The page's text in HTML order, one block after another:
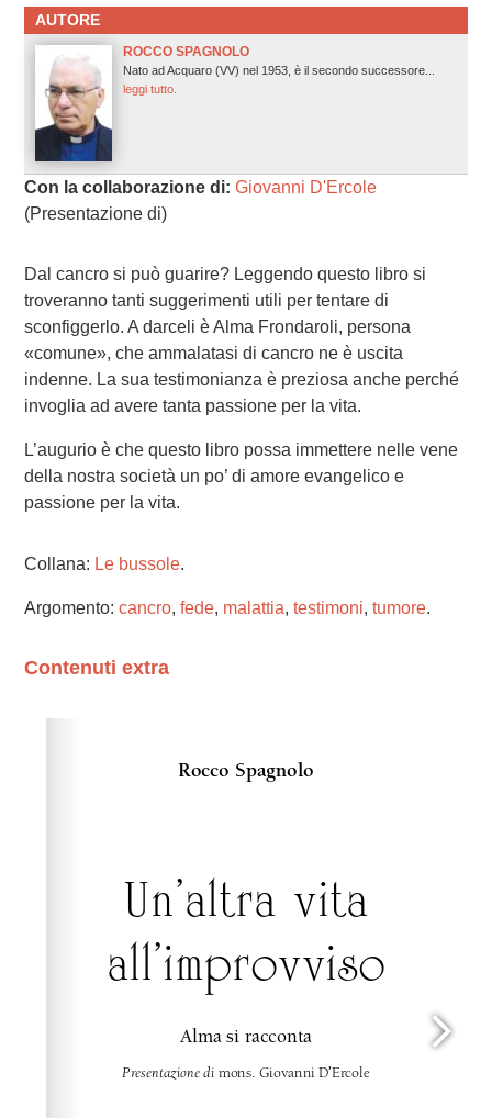
AUTORE
ROCCO SPAGNOLO
Nato ad Acquaro (VV) nel 1953, è il secondo successore...
leggi tutto.
Con la collaborazione di: Giovanni D'Ercole
(Presentazione di)
Dal cancro si può guarire? Leggendo questo libro si
troveranno tanti suggerimenti utili per tentare di
sconfiggerlo. A darceli è Alma Frondaroli, persona
«comune», che ammalatasi di cancro ne è uscita
indenne. La sua testimonianza è preziosa anche perché
invoglia ad avere tanta passione per la vita.
L’augurio è che questo libro possa immettere nelle vene
della nostra società un po’ di amore evangelico e
passione per la vita.
Collana: Le bussole.
Argomento: cancro, fede, malattia, testimoni, tumore.
Contenuti extra
documentation.